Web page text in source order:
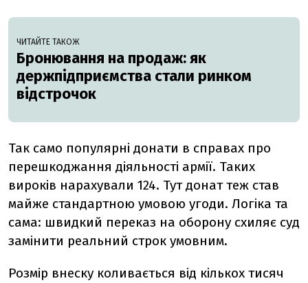
ЧИТАЙТЕ ТАКОЖ
Бронювання на продаж: як
держпідприємства стали ринком
відстрочок
Так само популярні донати в справах про
перешкоджання діяльності армії. Таких
вироків нарахували 124. Тут донат теж став
майже стандартною умовою угоди. Логіка та
сама: швидкий переказ на оборону схиляє суд
замінити реальний строк умовним.
Розмір внеску коливається від кількох тисяч